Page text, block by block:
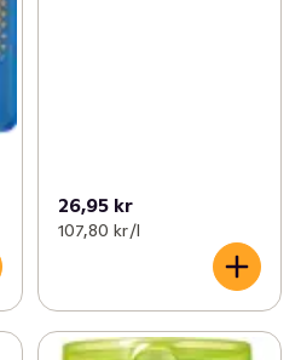
26,95 kr
107,80 kr /l